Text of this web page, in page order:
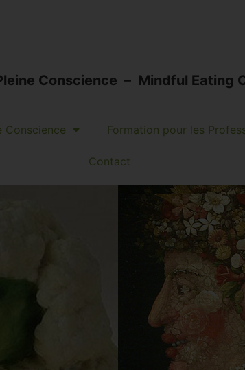
Conscience –Mindful Eating
Conscience Formation pour les
Contact